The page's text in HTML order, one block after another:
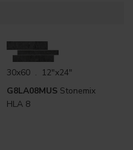
30x60 . 12"x24"
G8LA08MUS Stonemix
HLA 8